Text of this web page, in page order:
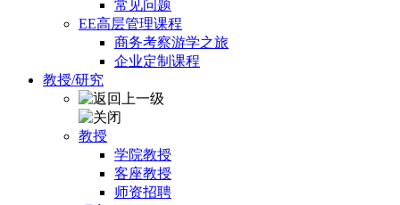
常见问题
EE高层管理课程
商务考察游学之旅
企业定制课程
教授/研究
教授
学院教授
客座教授
师资招聘